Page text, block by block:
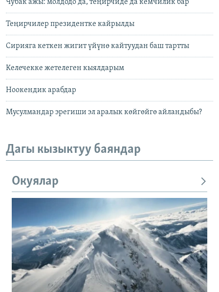
Чубак ажы: молдодо да, теңирчиде да кемчилик бар
Теңирчилер президентке кайрылды
Сирияга кеткен жигит үйүнө кайтуудан баш тартты
Келечекке жетелеген кыялдарым
Ноокендик арабдар
Мусулмандар эрегиши эл аралык көйгөйгө айландыбы?
Дагы кызыктуу баяндар
Окуялар